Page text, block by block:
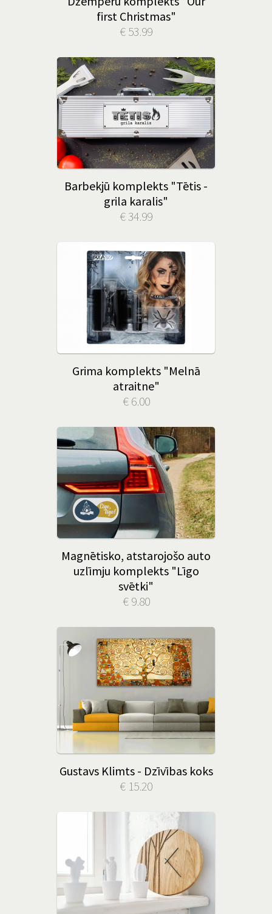
first Christmas"
€ 53.99
Barbekjū komplekts "Tētis -
grila karalis"
€ 34.99
Grima komplekts "Melnā
atraitne"
€ 6.00
Magnētisko, atstarojošo auto
uzlīmju komplekts "Līgo
svētki"
€ 9.80
Gustavs Klimts - Dzīvības koks
€ 15.20